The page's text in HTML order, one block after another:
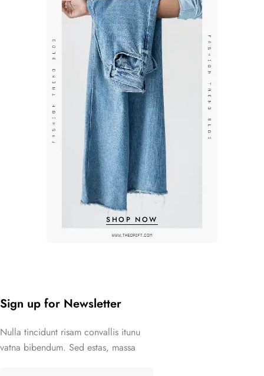
SHOP NOW
Sign up for Newsletter
Nulla tincidunt risam convallis itunu
vatna bibendum. Sed estas, massa